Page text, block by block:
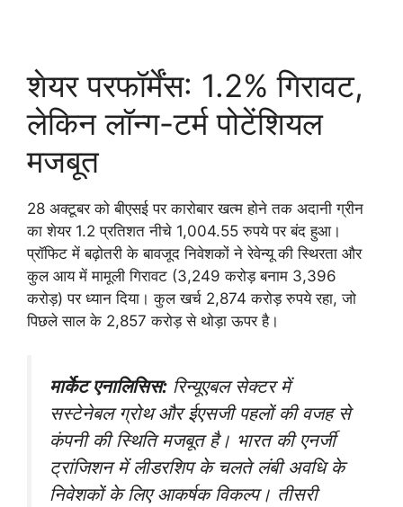
शेयर परफॉर्मेंस: 1.2% गिरावट,
लेकिन लॉन्ग-टर्म पोटेंशियल
मजबूत
28 अक्टूबर को बीएसई पर कारोबार खत्म होने तक अदानी ग्रीन
का शेयर 1.2 प्रतिशत नीचे 1,004.55 रुपये पर बंद हुआ।
प्रॉफिट में बढ़ोतरी के बावजूद निवेशकों ने रेवेन्यू की स्थिरता और
कुल आय में मामूली गिरावट (3,249 करोड़ बनाम 3,396
करोड़) पर ध्यान दिया। कुल खर्च 2,874 करोड़ रुपये रहा, जो
पिछले साल के 2,857 करोड़ से थोड़ा ऊपर है।
मार्केट एनालिसिस: रिन्यूएबल सेक्टर में
सस्टेनेबल ग्रोथ और ईएसजी पहलों की वजह से
कंपनी की स्थिति मजबूत है। भारत की एनर्जी
ट्रांजिशन में लीडरशिप के चलते लंबी अवधि के
निवेशकों के लिए आकर्षक विकल्प। तीसरी